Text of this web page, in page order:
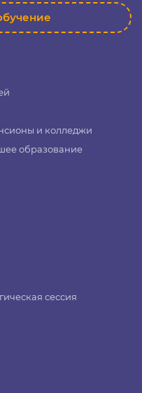
и колледжи
образование
сессия